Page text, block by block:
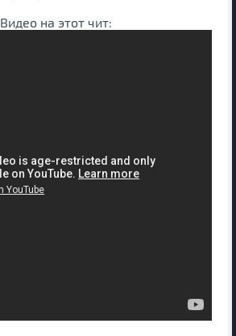
Видео на этот чит: